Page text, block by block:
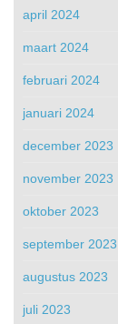
april 2024
maart 2024
februari 2024
januari 2024
december 2023
november 2023
oktober 2023
september 2023
augustus 2023
juli 2023